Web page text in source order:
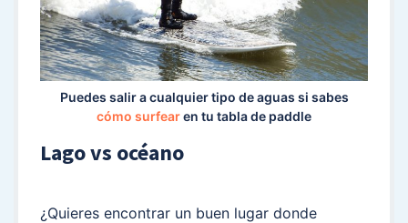
Puedes salir a cualquier tipo de aguas si sabes
cómo surfearen tu tabla de paddle
Lago vs océano
¿Quieres encontrar un buen lugar donde